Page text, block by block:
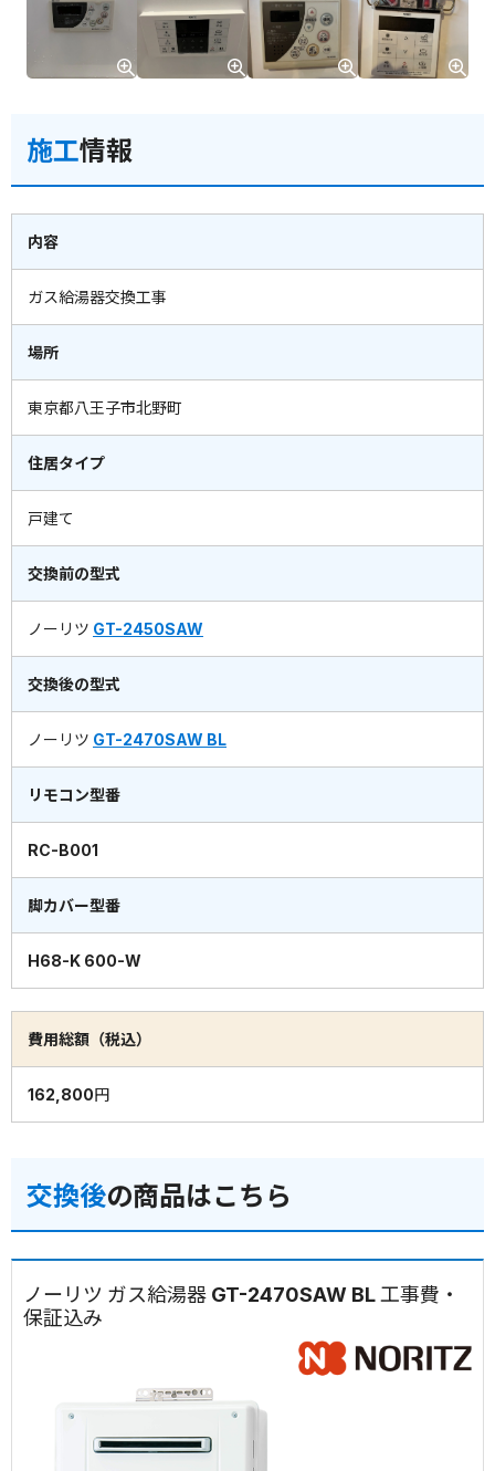
施工情報
内容
ガス給湯器交換工事
場所
東京都八王子市北野町
住居タイプ
戸建て
交換前の型式
ノーリツ GT-2450SAW
交換後の型式
ノーリツ GT-2470SAW BL
リモコン型番
RC-B001
脚カバー型番
H68-K 600-W
費用総額（税込）
162,800円
交換後の商品はこちら
ノーリツ ガス給湯器 GT-2470SAW BL 工事費・
保証込み